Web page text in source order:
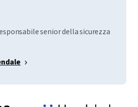
senior della sicurezza